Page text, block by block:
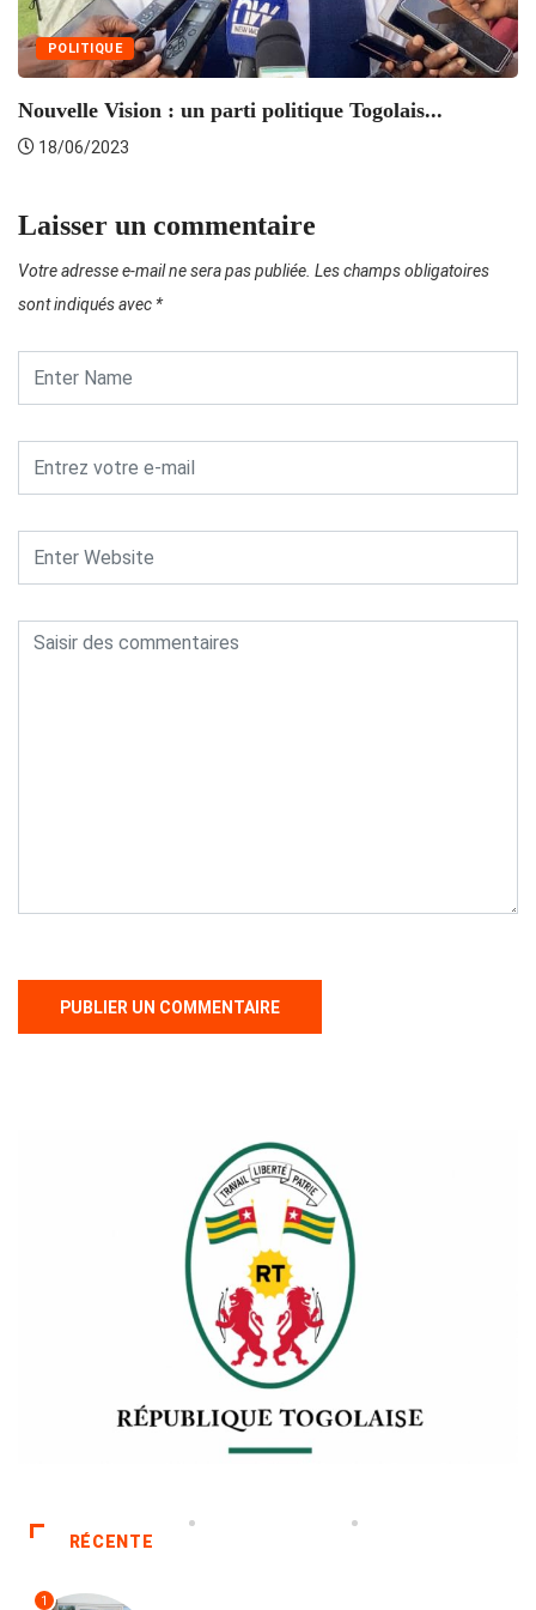
POLITIQUE
Nouvelle Vision : un parti politique Togolais...
18/06/2023
Laisser un commentaire
Votre adresse e-mail ne sera pas publiée. Les champs obligatoires
sont indiqués avec *
RÉCENTE
1